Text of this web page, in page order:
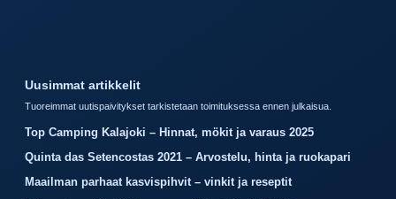
Uusimmat artikkelit
Tuoreimmat uutispaivitykset tarkistetaan toimituksessa ennen julkaisua.
Top Camping Kalajoki – Hinnat, mökit ja varaus 2025
Quinta das Setencostas 2021 – Arvostelu, hinta ja ruokapari
Maailman parhaat kasvispihvit – vinkit ja reseptit